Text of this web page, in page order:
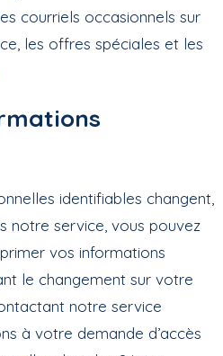
courriels occasionnels sur
les offres spéciales et les
identifiables changent,
notre service, vous pouvez
vos informations
le changement sur votre
notre service
à votre demande d’accès